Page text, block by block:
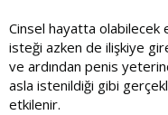
Cinsel hayatta olabilecek
isteği azken de ilişkiye
ve ardından penis
asla istenildiği gibi
etkilenir.